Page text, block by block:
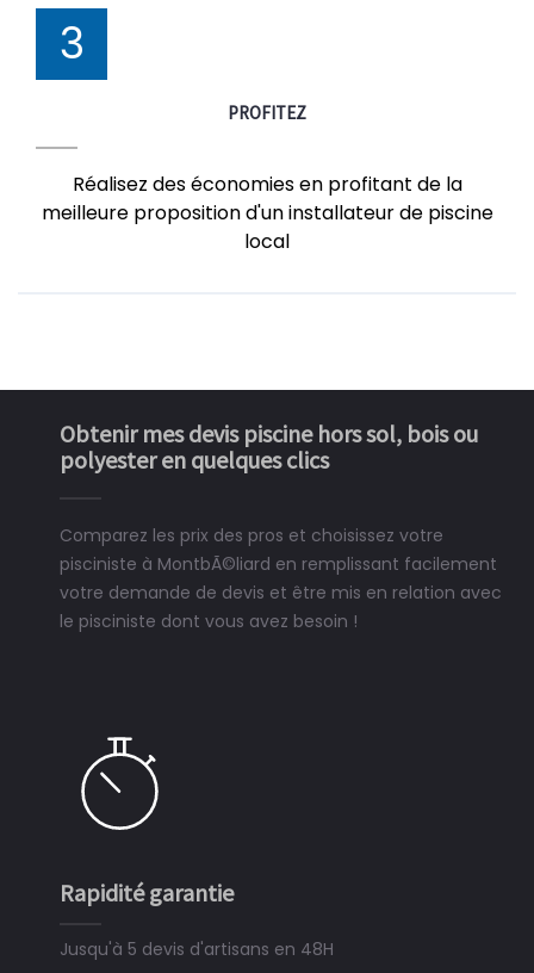
3
PROFITEZ
Réalisez des économies en profitant de la
meilleure proposition d'un installateur de piscine
local
Obtenir mes devis piscine hors sol, bois ou
polyester en quelques clics
Comparez les prix des pros et choisissez votre
pisciniste à MontbÃ©liard en remplissant facilement
votre demande de devis et être mis en relation avec
le pisciniste dont vous avez besoin !
Rapidité garantie
Jusqu'à 5 devis d'artisans en 48H